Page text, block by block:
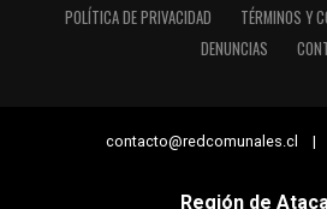
POLÍTICA DE PRIVACIDAD
TÉRMINOS Y
DENUNCIAS
contacto@redcomunales.cl |
Región de